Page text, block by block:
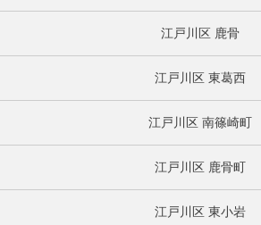
江戸川区 鹿骨
江戸川区 東葛西
江戸川区 南篠崎町
江戸川区 鹿骨町
江戸川区 東小岩